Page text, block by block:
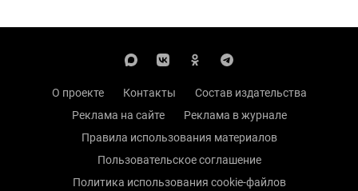
О проекте Контакты
Состав издательства
Реклама на сайте
Реклама в журнале
Правила использования материалов
Пользовательское соглашение
Политика использования cookie-файлов